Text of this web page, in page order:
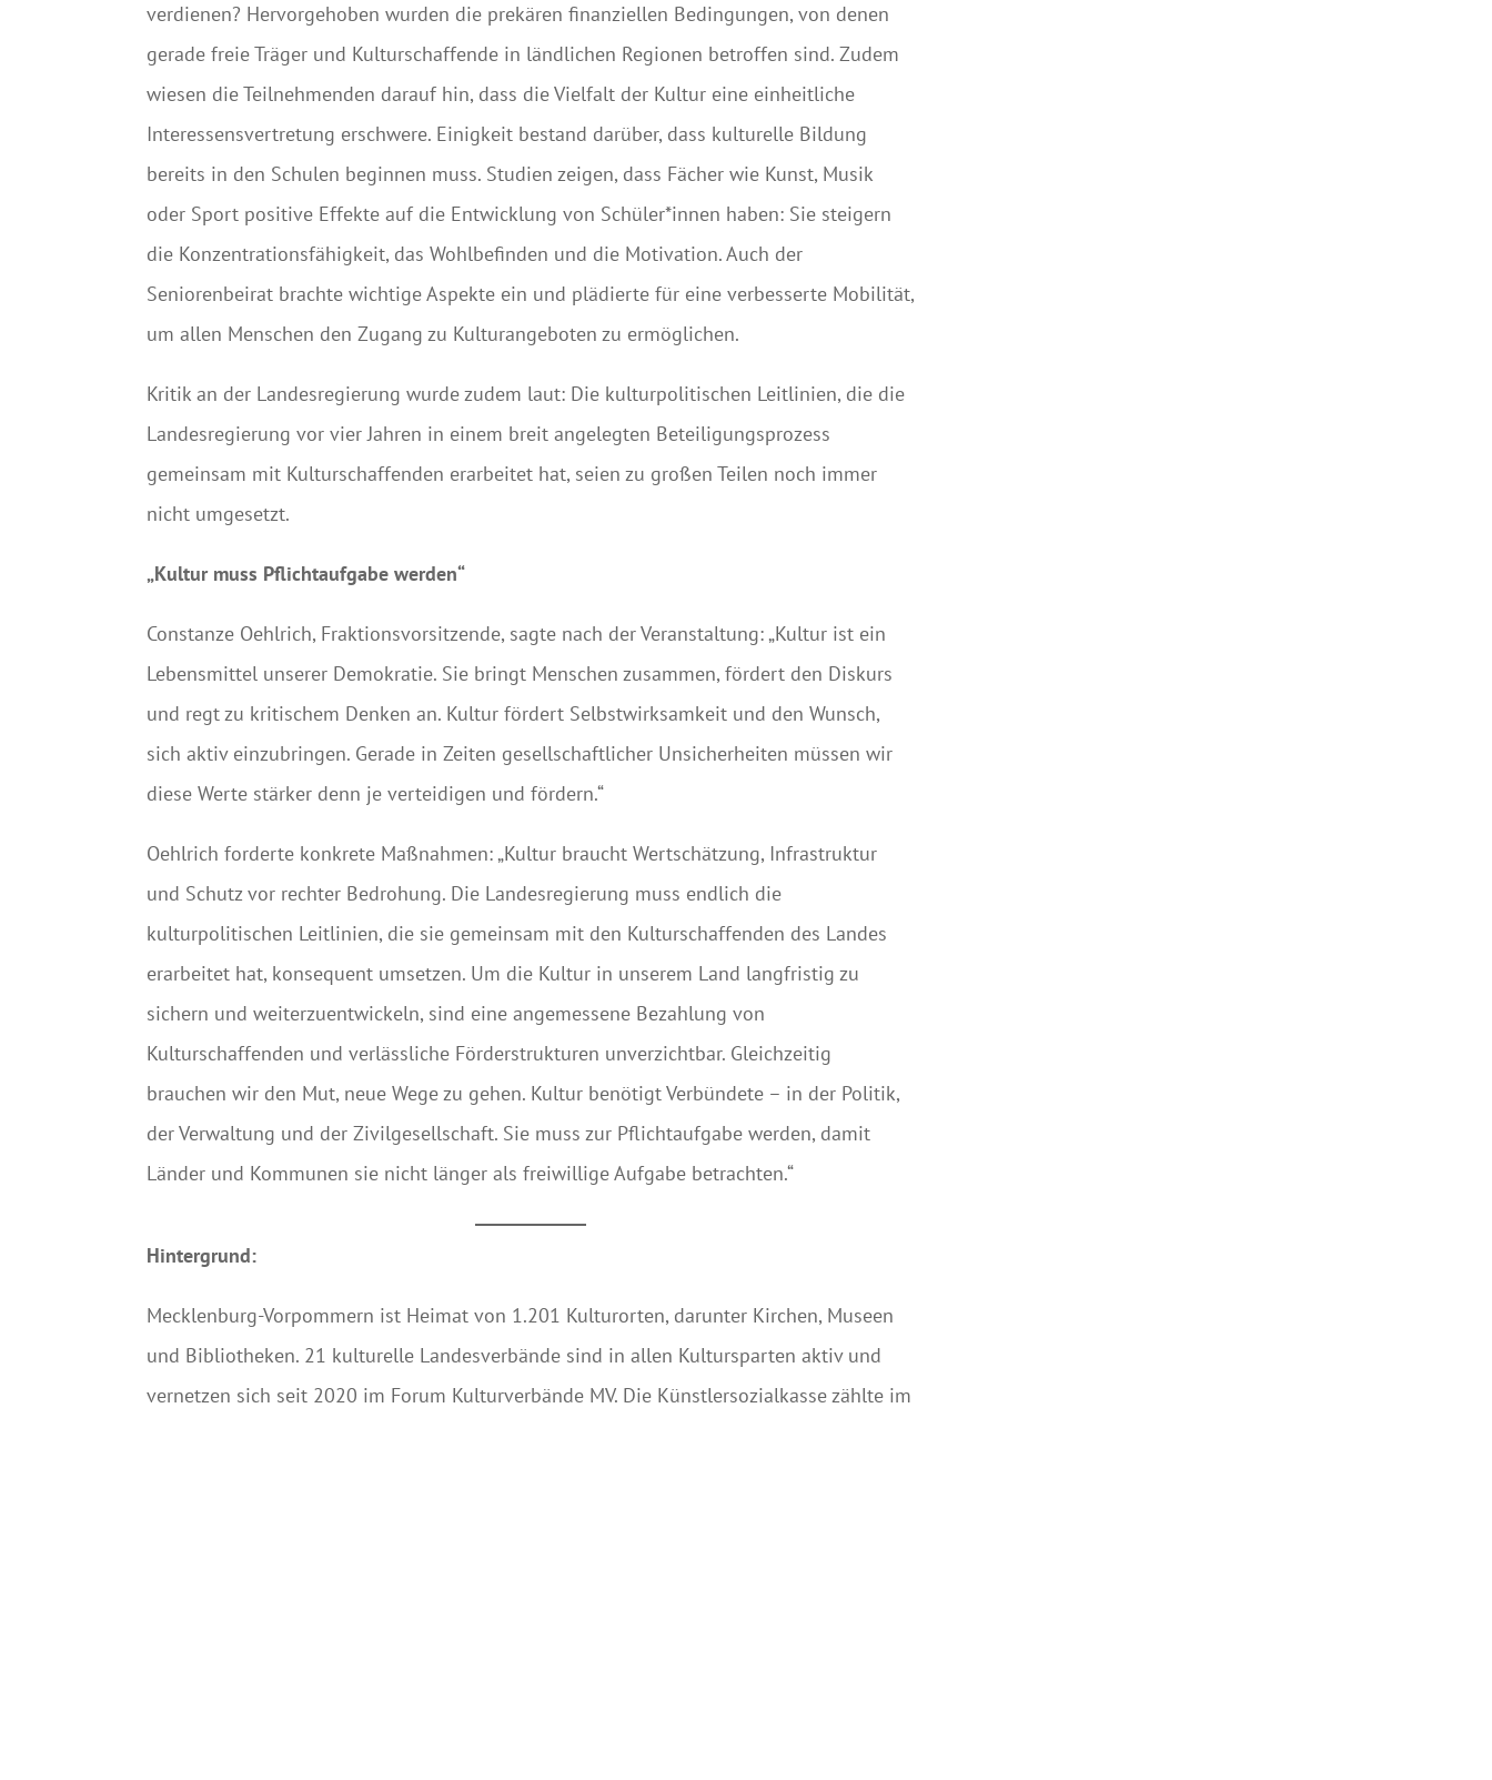
verdienen? Hervorgehoben wurden die prekären finanziellen Bedingungen, von denen
gerade freie Träger und Kulturschaffende in ländlichen Regionen betroffen sind. Zudem
wiesen die Teilnehmenden darauf hin, dass die Vielfalt der Kultur eine einheitliche
Interessensvertretung erschwere. Einigkeit bestand darüber, dass kulturelle Bildung
bereits in den Schulen beginnen muss. Studien zeigen, dass Fächer wie Kunst, Musik
oder Sport positive Effekte auf die Entwicklung von Schüler*innen haben: Sie steigern
die Konzentrationsfähigkeit, das Wohlbefinden und die Motivation. Auch der
Seniorenbeirat brachte wichtige Aspekte ein und plädierte für eine verbesserte Mobilität,
um allen Menschen den Zugang zu Kulturangeboten zu ermöglichen.
Kritik an der Landesregierung wurde zudem laut: Die kulturpolitischen Leitlinien, die die
Landesregierung vor vier Jahren in einem breit angelegten Beteiligungsprozess
gemeinsam mit Kulturschaffenden erarbeitet hat, seien zu großen Teilen noch immer
nicht umgesetzt.
„Kultur muss Pflichtaufgabe werden“
Constanze Oehlrich, Fraktionsvorsitzende, sagte nach der Veranstaltung: „Kultur ist ein
Lebensmittel unserer Demokratie. Sie bringt Menschen zusammen, fördert den Diskurs
und regt zu kritischem Denken an. Kultur fördert Selbstwirksamkeit und den Wunsch,
sich aktiv einzubringen. Gerade in Zeiten gesellschaftlicher Unsicherheiten müssen wir
diese Werte stärker denn je verteidigen und fördern.“
Oehlrich forderte konkrete Maßnahmen: „Kultur braucht Wertschätzung, Infrastruktur
und Schutz vor rechter Bedrohung. Die Landesregierung muss endlich die
kulturpolitischen Leitlinien, die sie gemeinsam mit den Kulturschaffenden des Landes
erarbeitet hat, konsequent umsetzen. Um die Kultur in unserem Land langfristig zu
sichern und weiterzuentwickeln, sind eine angemessene Bezahlung von
Kulturschaffenden und verlässliche Förderstrukturen unverzichtbar. Gleichzeitig
brauchen wir den Mut, neue Wege zu gehen. Kultur benötigt Verbündete – in der Politik,
der Verwaltung und der Zivilgesellschaft. Sie muss zur Pflichtaufgabe werden, damit
Länder und Kommunen sie nicht länger als freiwillige Aufgabe betrachten.“
Hintergrund:
Mecklenburg-Vorpommern ist Heimat von 1.201 Kulturorten, darunter Kirchen, Museen
und Bibliotheken. 21 kulturelle Landesverbände sind in allen Kultursparten aktiv und
vernetzen sich seit 2020 im Forum Kulturverbände MV. Die Künstlersozialkasse zählte im